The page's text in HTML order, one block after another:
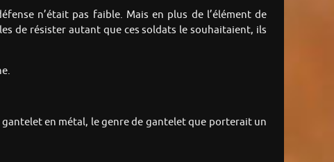
n’était pas faible. Mais en plus de l’élément de
de résister autant que ces soldats le souhaitaient, ils
en métal, le genre de gantelet que porterait un